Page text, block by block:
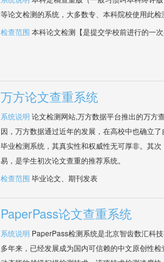
等论文检测的系统，大多数专、本科院校使用此检
检查范围 本科论文检测【是提交学校前进行的一次
万方论文查重系统
系统说明 论文检测网站,万方数据平台推出的万方
因，万方数据通过近年的发展，在高校中也确立
毕业检测系统，其真实性和权威性无可厚非。其
易，是学生初次论文查重的推荐系统。
检查范围 毕业论文、期刊发表
PaperPass论文查重系统
系统说明 PaperPass检测系统是北京智齿数汇科
多年来，已经发展成为国内可信赖的中文原创性